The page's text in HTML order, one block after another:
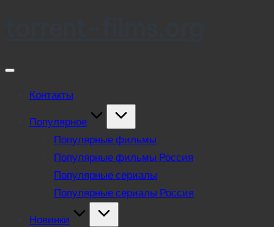
Контакты
Популярное
Популярные фильмы
Популярные фильмы Россия
Популярные сериалы
Популярные сериалы Россия
Новинки